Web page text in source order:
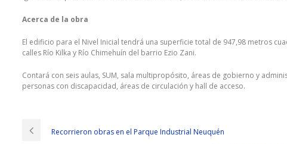
Acerca de la obra
El edificio para el Nivel Inicial tendrá una superficie total de 947,98 metros
calles Río Kilka y Río Chimehuín del barrio Ezio Zani.
Contará con seis aulas, SUM, sala multipropósito, áreas de gobierno y
personas con discapacidad, áreas de circulación y hall de acceso.
Recorrieron obras en el Parque Industrial Neuquén